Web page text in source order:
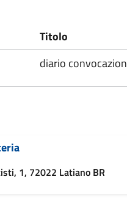
Titolo
diario
1, 72022 Latiano BR